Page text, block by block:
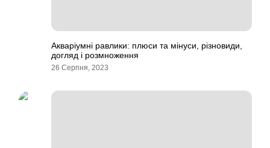
Акваріумні равлики: плюси та мінуси, різновиди,
догляд і розмноження
26 Серпня, 2023